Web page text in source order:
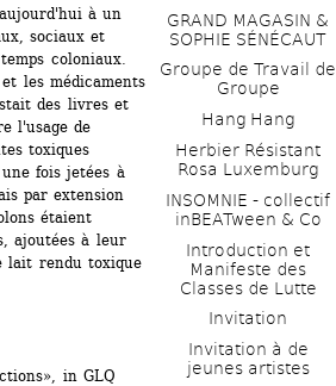
à un
sociaux et
coloniaux.
les médicaments
des livres et
l'usage de
toxiques
fois jetées à
par extension
étaient
ajoutées à leur
lait rendu toxique
in GLQ
GRAND MAGASIN &
SOPHIE SÉNÉCAUT
Groupe de Travail de
Groupe
Hang Hang
Herbier Résistant
Rosa Luxemburg
INSOMNIE - collectif
inBEATween & Co
Introduction et
Manifeste des
Classes de Lutte
Invitation
Invitation à de
jeunes artistes